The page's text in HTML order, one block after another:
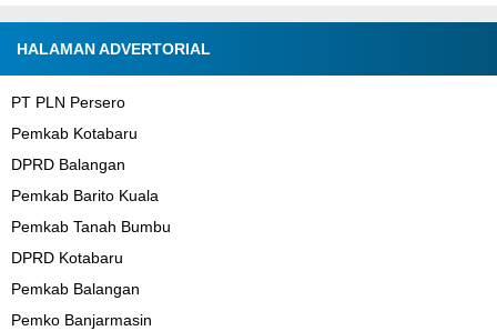
HALAMAN ADVERTORIAL
PT PLN Persero
Pemkab Kotabaru
DPRD Balangan
Pemkab Barito Kuala
Pemkab Tanah Bumbu
DPRD Kotabaru
Pemkab Balangan
Pemko Banjarmasin